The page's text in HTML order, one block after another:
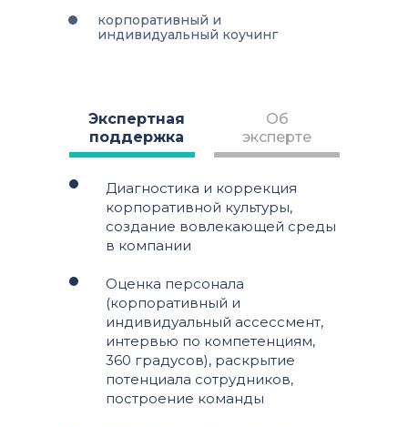
корпоративный и
индивидуальный коучинг
Диагностика и коррекция
корпоративной культуры,
создание вовлекающей среды
в компании
Оценка персонала
(корпоративный и
индивидуальный ассессмент,
интервью по компетенциям,
360 градусов), раскрытие
потенциала сотрудников,
построение команды
Экспертная
поддержка
Об
эксперте